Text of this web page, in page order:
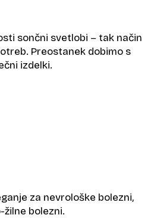
sončni svetlobi – tak način
Preostanek dobimo s
izdelki.
za nevrološke bolezni,
bolezni.